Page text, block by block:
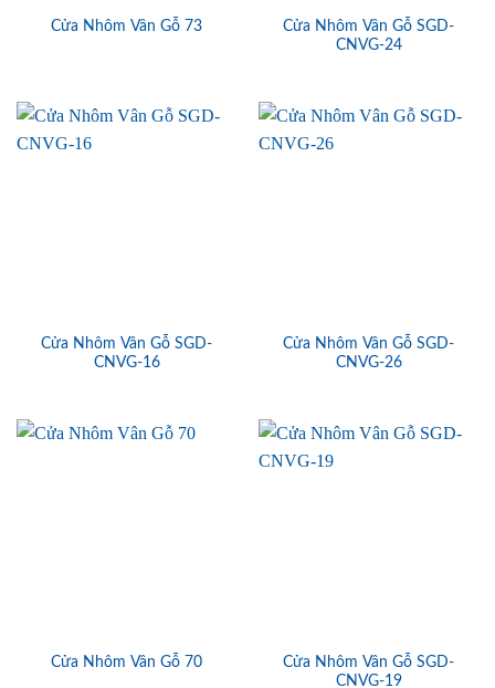
Cửa Nhôm Vân Gỗ 73
Cửa Nhôm Vân Gỗ SGD-
CNVG-24
Cửa Nhôm Vân Gỗ SGD-
CNVG-16
Cửa Nhôm Vân Gỗ SGD-
CNVG-26
Cửa Nhôm Vân Gỗ 70
Cửa Nhôm Vân Gỗ SGD-
CNVG-19